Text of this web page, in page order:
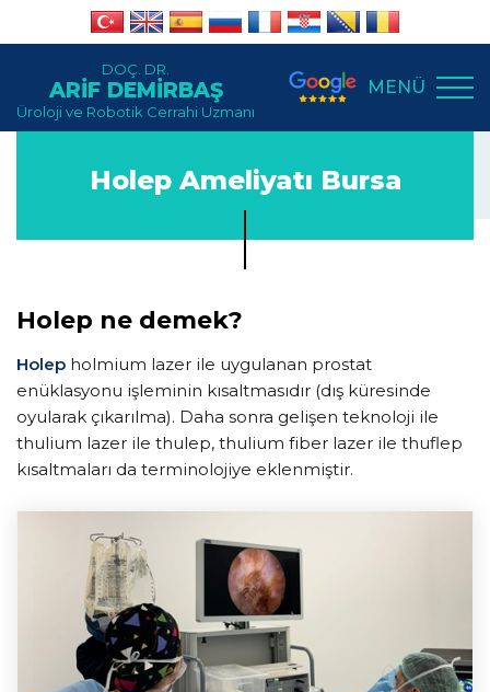
DOÇ. DR.
ARİF DEMİRBAŞ
Üroloji ve Robotik Cerrahi Uzmanı
MENÜ
Holep Ameliyatı Bursa
Holep ne demek?
Holep holmium lazer ile uygulanan prostat
enüklasyonu işleminin kısaltmasıdır (dış küresinde
oyularak çıkarılma). Daha sonra gelişen teknoloji ile
thulium lazer ile thulep, thulium fiber lazer ile thuflep
kısaltmaları da terminolojiye eklenmiştir.